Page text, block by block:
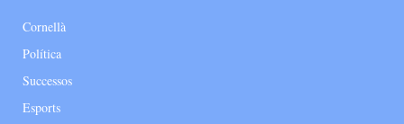
Cornellà
Política
Successos
Esports